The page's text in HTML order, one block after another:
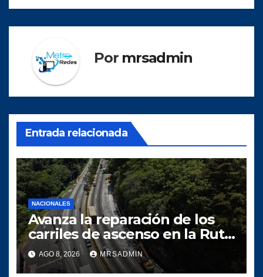
Por mrsadmin
Entrada relacionada
NACIONALES
Avanza la reparación de los
carriles de ascenso en la Ruta
Interamericana Mixco-San
Lucas
AGO 8, 2026 MRSADMIN